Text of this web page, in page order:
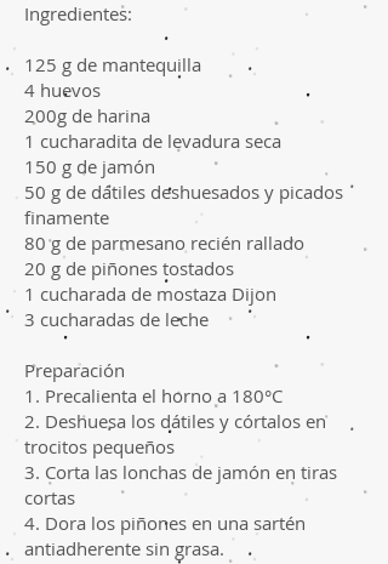
Ingredientes:
125 g de mantequilla
4 huevos
200g de harina
1 cucharadita de levadura seca
150 g de jamón
50 g de dátiles deshuesados y picados
finamente
80 g de parmesano recién rallado
20 g de piñones tostados
1 cucharada de mostaza Dijon
3 cucharadas de leche
Preparación
1. Precalienta el horno a 180°C
2. Deshuesa los dátiles y córtalos en
trocitos pequeños
3. Corta las lonchas de jamón en tiras
cortas
4. Dora los piñones en una sartén
antiadherente sin grasa.